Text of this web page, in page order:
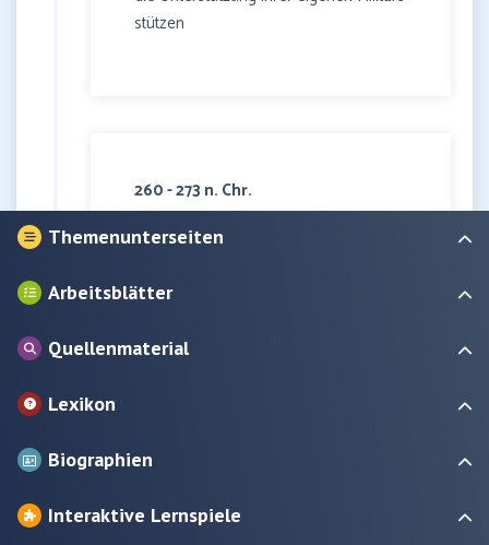
stützen
260 - 273 n. Chr.
Gründung von
„Sonderreichen“
Aufgrund der Reichskrise werden im
kurzzeitig „Sonderreiche“ errichtet, die
Themenunterseiten
Arbeitsblätter
Quellenmaterial
Lexikon
Biographien
Interaktive Lernspiele